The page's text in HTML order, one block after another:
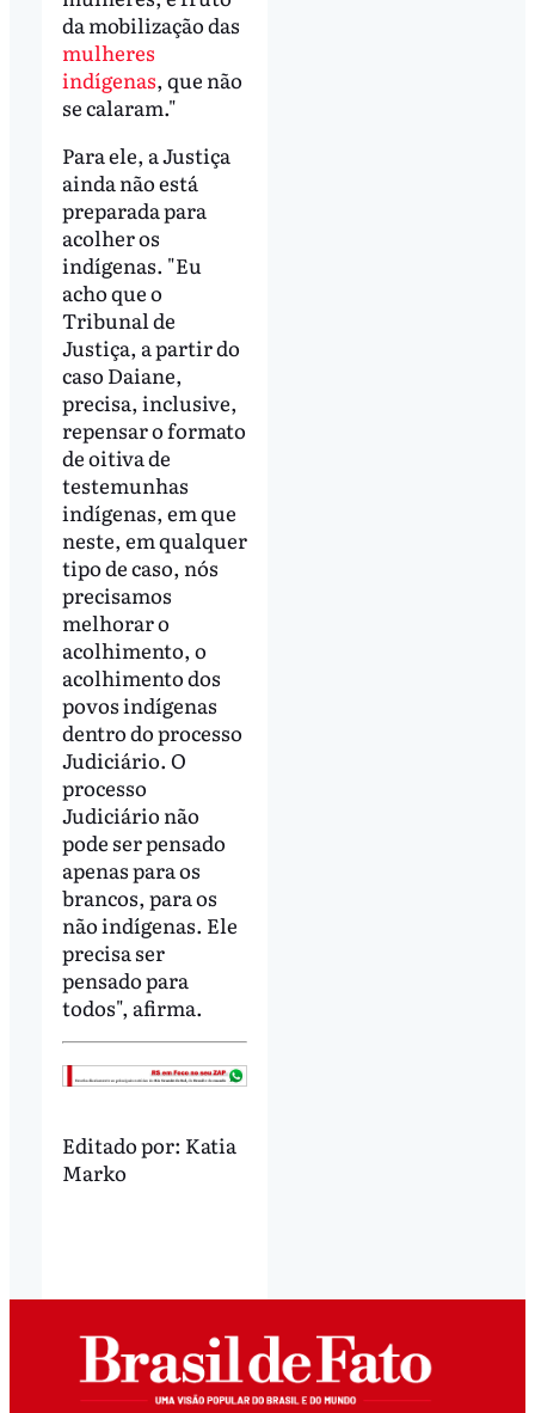
da mobilização das
mulheres
indígenas, que não
se calaram."
Para ele, a Justiça
ainda não está
preparada para
acolher os
indígenas. "Eu
acho que o
Tribunal de
Justiça, a partir do
caso Daiane,
precisa, inclusive,
repensar o formato
de oitiva de
testemunhas
indígenas, em que
neste, em qualquer
tipo de caso, nós
precisamos
melhorar o
acolhimento, o
acolhimento dos
povos indígenas
dentro do processo
Judiciário. O
processo
Judiciário não
pode ser pensado
apenas para os
brancos, para os
não indígenas. Ele
precisa ser
pensado para
todos", afirma.
Editado por: Katia
Marko